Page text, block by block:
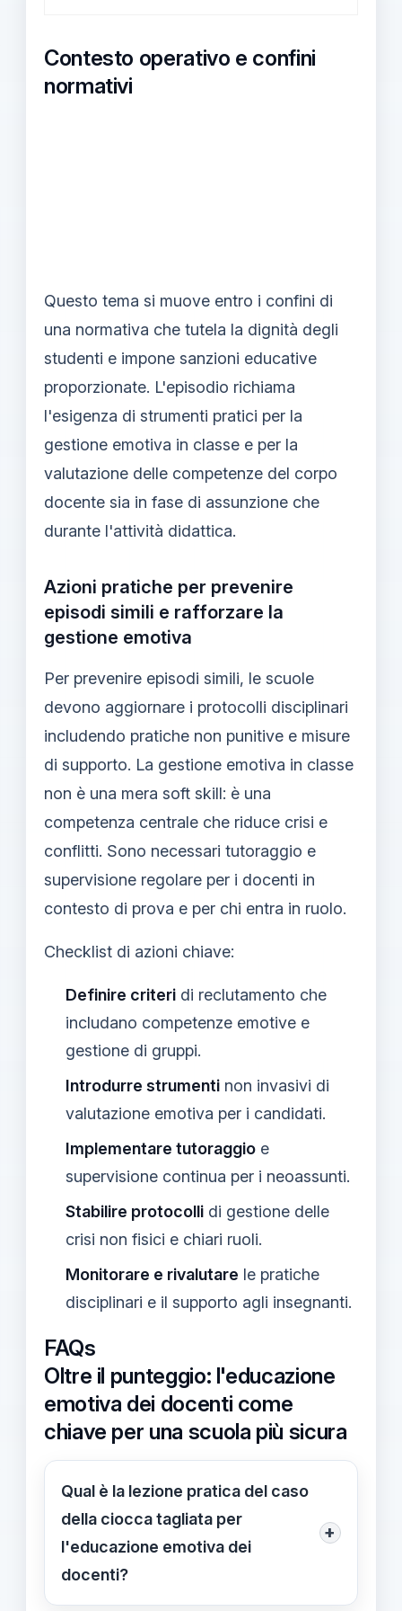
Contesto operativo e confini
normativi
Questo tema si muove entro i confini di
una normativa che tutela la dignità degli
studenti e impone sanzioni educative
proporzionate. L'episodio richiama
l'esigenza di strumenti pratici per la
gestione emotiva in classe e per la
valutazione delle competenze del corpo
docente sia in fase di assunzione che
durante l'attività didattica.
Azioni pratiche per prevenire
episodi simili e rafforzare la
gestione emotiva
Per prevenire episodi simili, le scuole
devono aggiornare i protocolli disciplinari
includendo pratiche non punitive e misure
di supporto. La gestione emotiva in classe
non è una mera soft skill: è una
competenza centrale che riduce crisi e
conflitti. Sono necessari tutoraggio e
supervisione regolare per i docenti in
contesto di prova e per chi entra in ruolo.
Checklist di azioni chiave:
Definire criteri di reclutamento che
includano competenze emotive e
gestione di gruppi.
Introdurre strumenti non invasivi di
valutazione emotiva per i candidati.
Implementare tutoraggio e
supervisione continua per i neoassunti.
Stabilire protocolli di gestione delle
crisi non fisici e chiari ruoli.
Monitorare e rivalutare le pratiche
disciplinari e il supporto agli insegnanti.
FAQs
Oltre il punteggio: l'educazione
emotiva dei docenti come
chiave per una scuola più sicura
Qual è la lezione pratica del caso
della ciocca tagliata per
l'educazione emotiva dei
docenti?
+